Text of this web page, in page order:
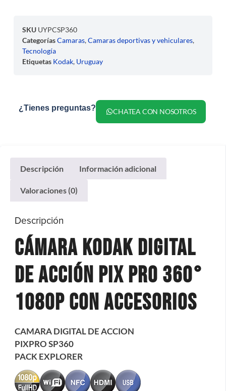
SKU UYPCSP360
CategoríasCamaras,Camaras deportivas y vehiculares,
Tecnología
Etiquetas Kodak, Uruguay
¿Tienes preguntas? CHATEA CON NOSOTROS
Descripción Información adicional
Valoraciones (0)
Descripción
Cámara Kodak digital
de Acción Pix Pro 360°
1080p con Accesorios
CAMARA DIGITAL DE ACCION
PIXPRO SP360
PACK EXPLORER